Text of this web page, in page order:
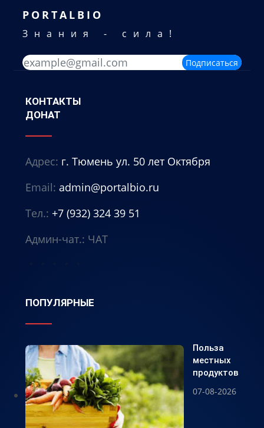
PORTALBIO
Знания - сила!
Подписаться
КОНТАКТЫ
ДОНАТ
Адрес: г. Тюмень ул. 50 лет Октября
Email: admin@portalbio.ru
Тел.: +7 (932) 324 39 51
Админ-чат.: ЧАТ
ПОПУЛЯРНЫЕ
Польза
местных
продуктов
07-08-2026